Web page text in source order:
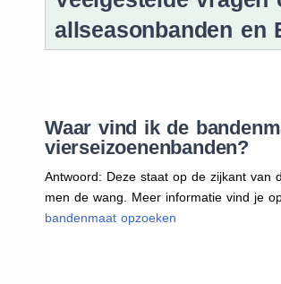
allseasonbanden en
Waar vind ik de
vierseizoenenbanden?
Antwoord: Deze staat op de zijkant van
men de wang. Meer informatie vind je
bandenmaat opzoeken